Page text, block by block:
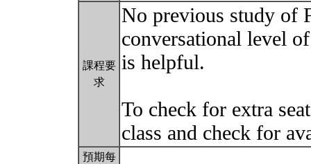
課程要
求
No previous study of
conversational level
is helpful.
To check for extra
class and check for
預期每